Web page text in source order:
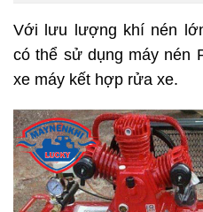
Với lưu lượng khí nén
có thể sử dụng máy nén
xe máy kết hợp rửa xe.